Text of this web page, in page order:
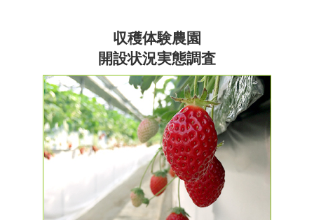
収穫体験農園
開設状況実態調査